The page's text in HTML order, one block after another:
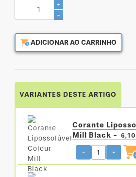
+
-
ADICIONAR AO CARRINHO
VARIANTES DESTE ARTIGO
Corante
Mill Black -
- +